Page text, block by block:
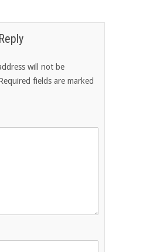
will not be
fields are marked